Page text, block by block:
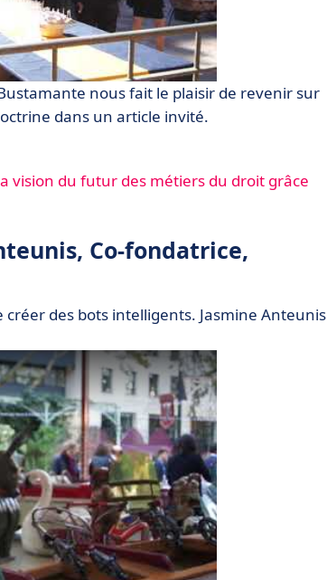
nous fait le plaisir de revenir sur
dans un article invité.
vision du futur des métiers du droit grâce
Co-fondatrice,
des bots intelligents. Jasmine Anteunis